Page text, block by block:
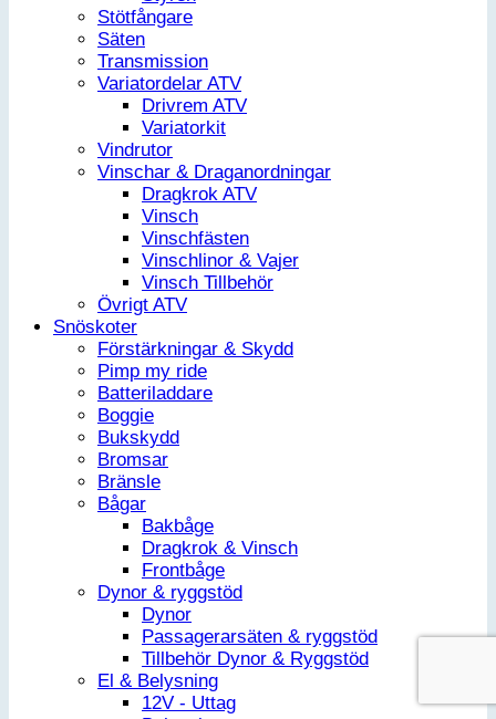
Stötfångare
Säten
Transmission
Variatordelar ATV
Drivrem ATV
Variatorkit
Vindrutor
Vinschar & Draganordningar
Dragkrok ATV
Vinsch
Vinschfästen
Vinschlinor & Vajer
Vinsch Tillbehör
Övrigt ATV
Snöskoter
Förstärkningar & Skydd
Pimp my ride
Batteriladdare
Boggie
Bukskydd
Bromsar
Bränsle
Bågar
Bakbåge
Dragkrok & Vinsch
Frontbåge
Dynor & ryggstöd
Dynor
Passagerarsäten & ryggstöd
Tillbehör Dynor & Ryggstöd
El & Belysning
12V - Uttag